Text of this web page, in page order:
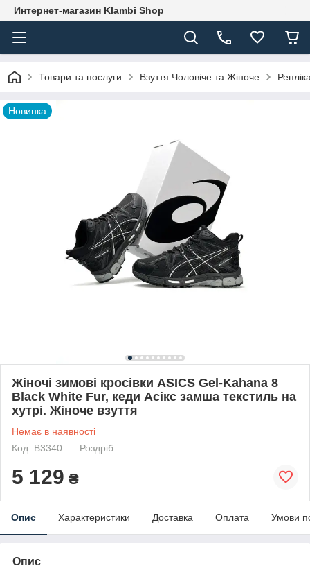
Интернет-магазин Klambi Shop
Товари та послуги Взуття Чоловіче та Жіноче
Новинка
Жіночі зимові кросівки ASICS Gel-Kahana 8
Black White Fur, кеди Асікс замша текстиль на
хутрі. Жіноче взуття
Немає в наявності
Код: B3340
Роздріб
5 129 ₴
Опис Характеристики Доставка Оплата Умови
Опис